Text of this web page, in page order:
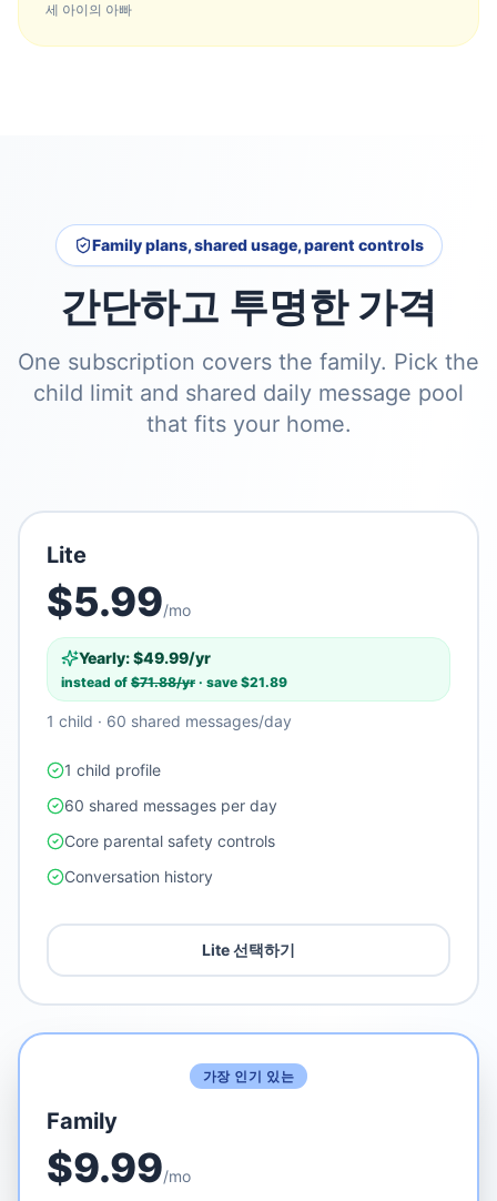
세 아이의 아빠
Family plans, shared usage, parent controls
간단하고 투명한 가격
One subscription covers the family. Pick the
child limit and shared daily message pool
that fits your home.
Lite
$5.99/mo
Yearly: $49.99/yr
instead of $71.88/yr · save $21.89
1 child · 60 shared messages/day
1 child profile
60 shared messages per day
Core parental safety controls
Conversation history
Lite 선택하기
가장 인기 있는
Family
$9.99/mo